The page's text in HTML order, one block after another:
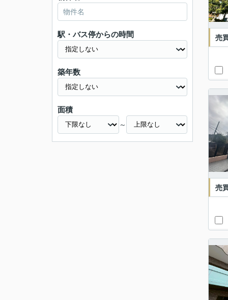
駅・バス停からの時間
築年数
面積
～
売
売